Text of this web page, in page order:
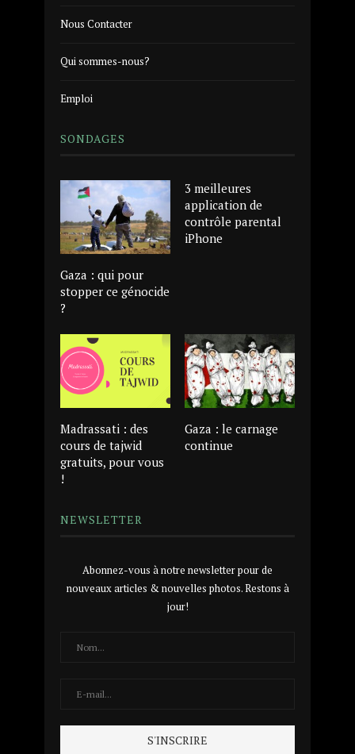
Nous Contacter
Qui sommes-nous?
Emploi
SONDAGES
Gaza : qui pour
stopper ce génocide
?
3 meilleures
application de
contrôle parental
iPhone
Madrassati : des
cours de tajwid
gratuits, pour vous
!
Gaza : le carnage
continue
NEWSLETTER
Abonnez-vous à notre newsletter pour de
nouveaux articles & nouvelles photos. Restons à
jour!